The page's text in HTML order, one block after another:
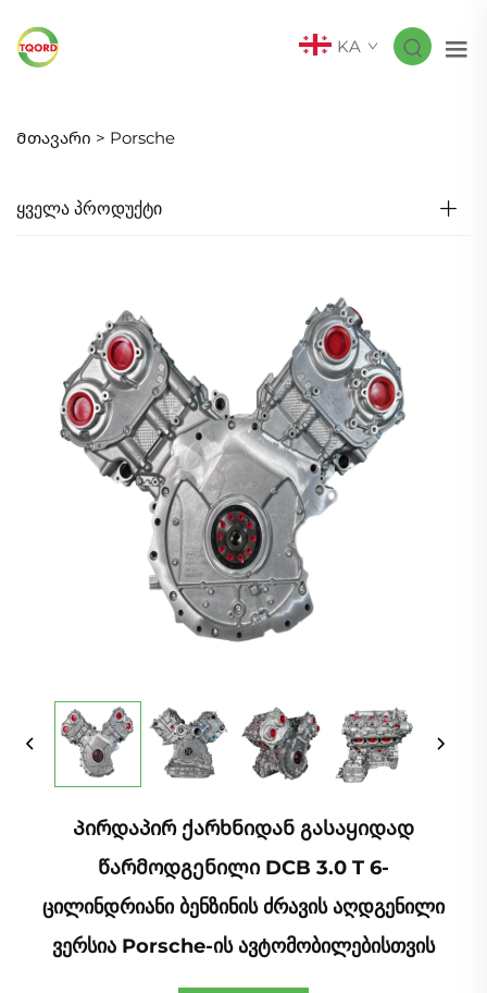
KA
Მთავარი > Porsche
ᲧᲕᲔᲚᲐ ᲞᲠᲝᲓᲣᲥᲢᲘ
Პირდაპირ Ქარხნიდან Გასაყიდად
Წარმოდგენილი DCB 3.0 T 6-
Ცილინდრიანი Ბენზინის Ძრავის Აღდგენილი
Ვერსია Porsche-Ის Ავტომობილებისთვის